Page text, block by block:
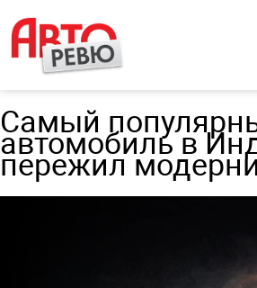
Самый
автомобиль в
пережил